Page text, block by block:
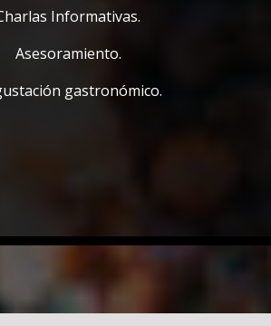
Informativas.
Asesoramiento.
gastronómico.